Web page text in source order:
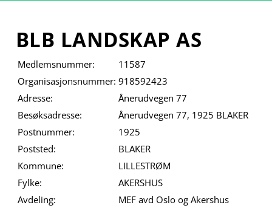
BLB LANDSKAP AS
Medlemsnummer:
11587
Organisasjonsnummer: 918592423
Adresse:
Ånerudvegen 77
Besøksadresse:
Ånerudvegen 77, 1925 BLAKER
Postnummer:
1925
Poststed:
BLAKER
Kommune:
LILLESTRØM
Fylke:
AKERSHUS
Avdeling:
MEF avd Oslo og Akershus